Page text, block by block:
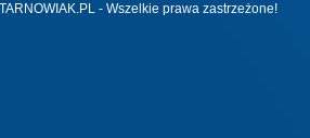
- Wszelkie prawa zastrzeżone!